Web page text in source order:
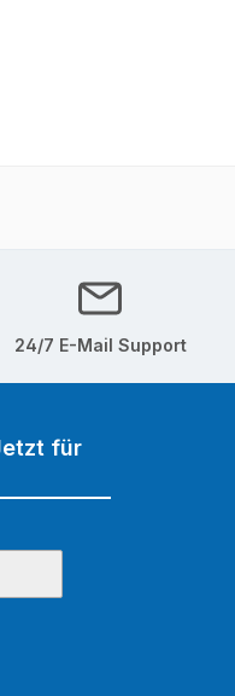
24/7 E-Mail Support
für